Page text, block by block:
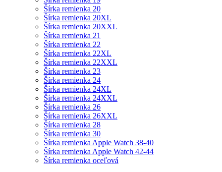
Šírka remienka 20
Šírka remienka 20XL
Šírka remienka 20XXL
Šírka remienka 21
Šírka remienka 22
Šírka remienka 22XL
Šírka remienka 22XXL
Šírka remienka 23
Šírka remienka 24
Šírka remienka 24XL
Šírka remienka 24XXL
Šírka remienka 26
Šírka remienka 26XXL
Šírka remienka 28
Šírka remienka 30
Šírka remienka Apple Watch 38-40
Šírka remienka Apple Watch 42-44
Šírka remienka oceľová